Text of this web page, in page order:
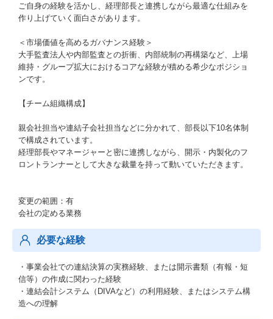
ご自身の経験を活かし、経理部長と連携しながら最適な仕組みを
作り上げていく面白さがあります。
＜市場価値を高めるガバナンス経験＞
大手監査法人や内部監査との折衝、内部統制の再構築など、上場
維持・グループ拡大におけるコアな経験が積める希少なポジショ
ンです。
【チーム組織構成】
親会社担当や連結子会社担当などに分かれて、部長以下10名体制
で構成されています。
経理部長やマネージャーと密に連携しながら、開示・内製化のフ
ロントランナーとして大きな裁量を持って動いていただきます。
変更の範囲：有
会社の定める業務
必要な経験
・事業会社での連結決算の実務経験、または開示書類（有報・短
信等）の作成に関わった経験
・連結会計システム（DIVAなど）の利用経験、またはシステム構
造への理解